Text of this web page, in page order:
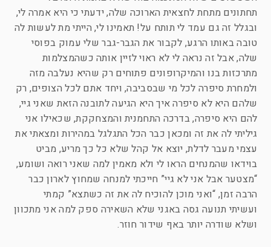
תחתונים מתחת לחצאית הארוכה שלה, ידעתי כי היא אמרה לי,
ובגלל זה גם עמד לי תותח על! תאמינו לי, הייתי מת לעשות לה
טובה באותו הרגע, לקבור את הגבר-גבר שלי עמוק בפוסי
שלה, אבל זה נראה לי לא ראוי לזיין אותה כשהמצלמות
מתרכזות בנו והמיקרופונים פתוחים רק שהיא נעלבה מזה
ולמחרת סיפרה לכל מי שבסביבה, ויחד אתם לכל הצופים, רק
שלהם היא לא סיפרה איך היא הגיעה לתובנה הזאת שאני גיי,
להם היא סיפרה, בדרכה התחמנית והמצחקקת, שכאילו אני
גיליתי לה את זה ומכאן כבר הכל התגלגל במהירות ומצאתי את
עצמי מעבר לדלת, יוצא אל קהל שלא כל כך מריע, מביט
בוידאו שהמנחים הראו לי ולא מאמין למה שאני רואה ושומע,
“מצטער אבל אני לא גיי” חייכתי למנחה שמחוץ לארון כבר
הרבה זמן, “ואני מוכן להוכיח לה את זה כשתצא” קמתי
ועשיתי תנועה גסה באגני שלא השאירה ספק למה אני מתכוון
ושלא שודרה יותר באף שידור חוזר.